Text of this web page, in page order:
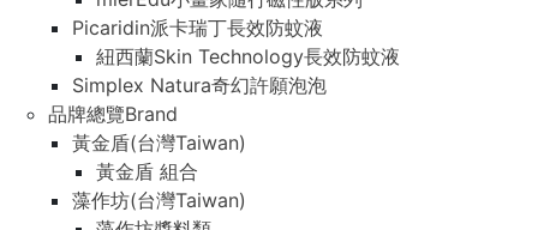
Picaridin派卡瑞丁長效防蚊液
紐西蘭Skin Technology長效防蚊液
Simplex Natura奇幻許願泡泡
品牌總覽Brand
黃金盾(台灣Taiwan)
黃金盾 組合
藻作坊(台灣Taiwan)